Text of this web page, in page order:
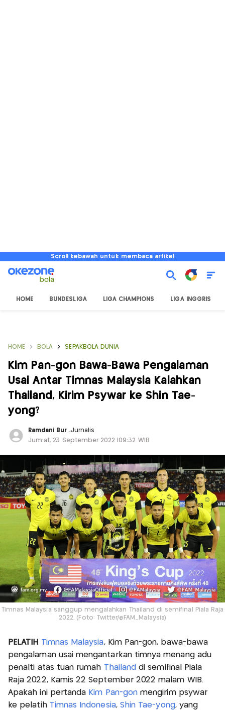
Scroll kebawah untuk membaca artikel
HOME BUNDESLIGA LIGA CHAMPIONS LIGA INGGRIS
HOME BOLA SEPAKBOLA DUNIA
Kim Pan-gon Bawa-Bawa Pengalaman
Usai Antar Timnas Malaysia Kalahkan
Thailand, Kirim Psywar ke Shin Tae-
yong?
Ramdani Bur ,Jurnalis
Jum'at, 23 September 2022 |09:32 WIB
Timnas Malaysia sanggup mengalahkan Thailand di semifinal Piala Raja
2022. (Foto: Twitter/@FAM_Malaysia)
PELATIH Timnas Malaysia, Kim Pan-gon, bawa-bawa
pengalaman usai mengantarkan timnya menang adu
penalti atas tuan rumah Thailanddi semifinal Piala
Raja 2022, Kamis 22 September 2022 malam WIB.
Apakah ini pertanda Kim Pan-gon mengirim psywar
ke pelatih Timnas Indonesia, Shin Tae-yong, yang